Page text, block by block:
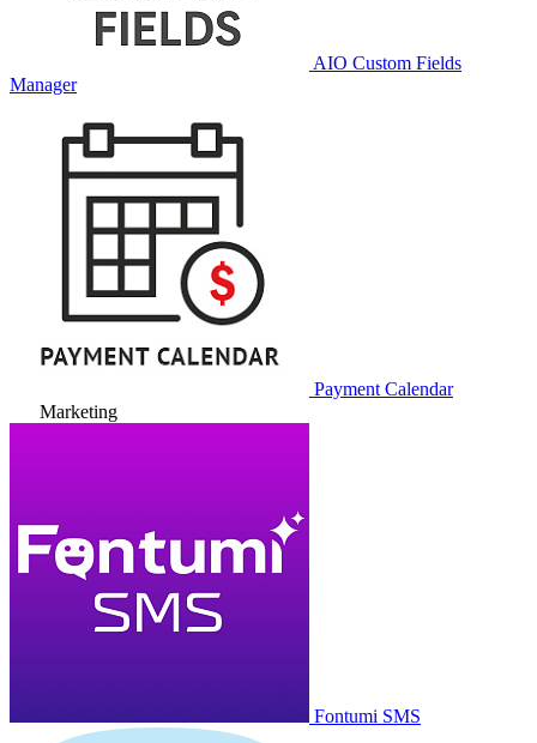
AIO Custom Fields
Manager
Payment Calendar
Marketing
Fontumi SMS